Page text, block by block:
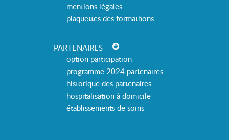
mentions légales
plaquettes des formathons
PARTENAIRES
option participation
programme 2024 partenaires
historique des partenaires
hospitalisation à domicile
établissements de soins